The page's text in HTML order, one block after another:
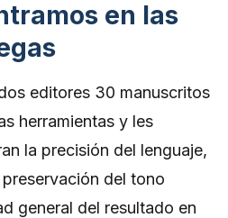
en las
editores 30 manuscritos
herramientas y les
la precisión del lenguaje,
del tono
general del resultado en